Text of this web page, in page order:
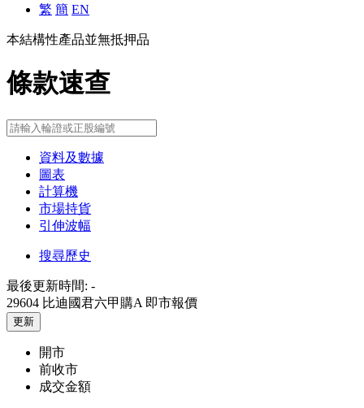
繁 簡 EN
本結構性產品並無抵押品
條款速查
資料及數據
圖表
計算機
市場持貨
引伸波幅
搜尋歷史
最後更新時間: -
29604 比迪國君六甲購A 即市報價
更新
開市
前收市
成交金額